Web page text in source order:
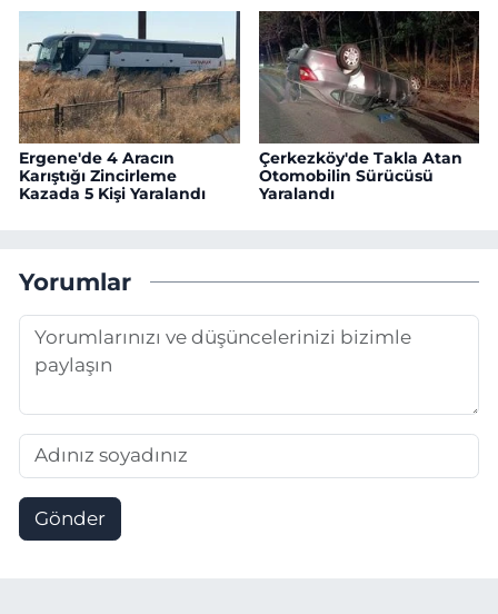
Ergene'de 4 Aracın
Karıştığı Zincirleme
Kazada 5 Kişi Yaralandı
Çerkezköy'de Takla Atan
Otomobilin Sürücüsü
Yaralandı
Yorumlar
Gönder